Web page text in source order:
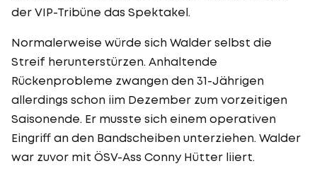
der VIP-Tribüne das Spektakel.
Normalerweise würde sich Walder selbst die
Streif herunterstürzen. Anhaltende
Rückenprobleme zwangen den 31-Jährigen
allerdings schon iim Dezember zum vorzeitigen
Saisonende. Er musste sich einem operativen
Eingriff an den Bandscheiben unterziehen. Walder
war zuvor mit ÖSV-Ass Conny Hütter liiert.